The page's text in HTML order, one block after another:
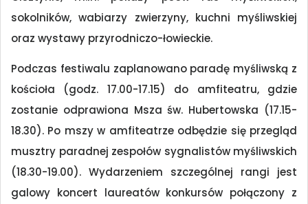
sokolników, wabiarzy zwierzyny, kuchni myśliwskiej
oraz wystawy przyrodniczo-łowieckie.
Podczas festiwalu zaplanowano paradę myśliwską z
kościoła (godz. 17.00-17.15) do amfiteatru, gdzie
zostanie odprawiona Msza św. Hubertowska (17.15-
18.30). Po mszy w amfiteatrze odbędzie się przegląd
musztry paradnej zespołów sygnalistów myśliwskich
(18.30-19.00). Wydarzeniem szczególnej rangi jest
galowy koncert laureatów konkursów połączony z